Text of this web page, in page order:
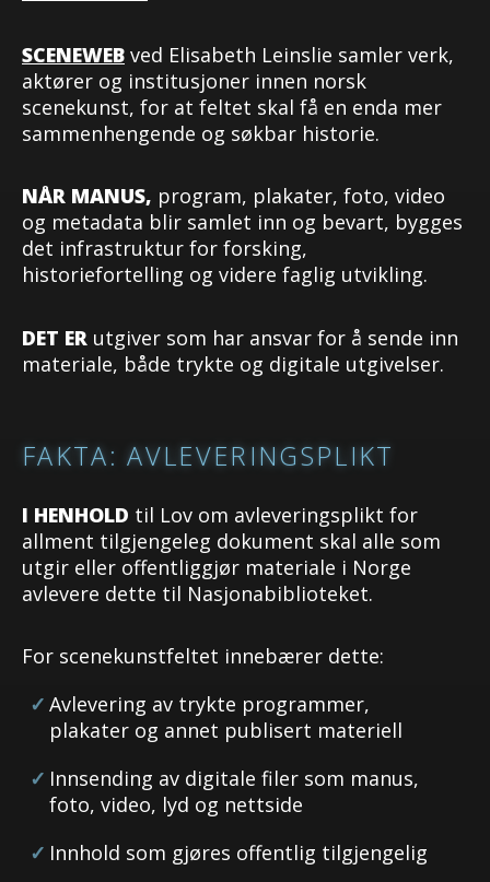
SCENEWEB ved Elisabeth Leinslie samler verk,
aktører og institusjoner innen norsk
scenekunst, for at feltet skal få en enda mer
sammenhengende og søkbar historie.
NÅR MANUS, program, plakater, foto, video
og metadata blir samlet inn og bevart, bygges
det infrastruktur for forsking,
historiefortelling og videre faglig utvikling.
DET ER utgiver som har ansvar for å sende inn
materiale, både trykte og digitale utgivelser.
FAKTA: AVLEVERINGSPLIKT
I HENHOLD til Lov om avleveringsplikt for
allment tilgjengeleg dokument skal alle som
utgir eller offentliggjør materiale i Norge
avlevere dette til Nasjonabiblioteket.
For scenekunstfeltet innebærer dette:
Avlevering av trykte programmer,
plakater og annet publisert materiell
Innsending av digitale filer som manus,
foto, video, lyd og nettside
Innhold som gjøres offentlig tilgjengelig